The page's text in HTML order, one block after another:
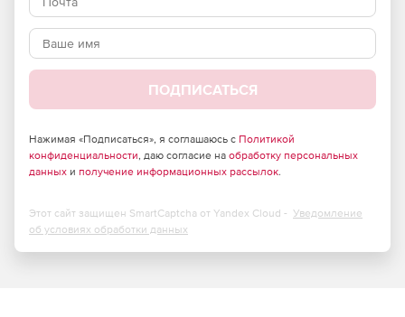
инцидентами.
Создание и актуализация всей необходимой
Проведение обучения и тестирования.
Учет парка технических средств и средств защиты
информации.
Обеспечивает комплексную защиту информации
объектов КИИ, ГИС, ИСПДн, АСУ ТП.
ПОДПИСАТЬСЯ
Нажимая «Подписаться», я соглашаюсь с Политикой
конфиденциальности, даю согласие на обработку персональных
данных и получение информационных рассылок.
Этот сайт защищен SmartCaptcha от Yandex Cloud - Уведомление
об условиях обработки данных